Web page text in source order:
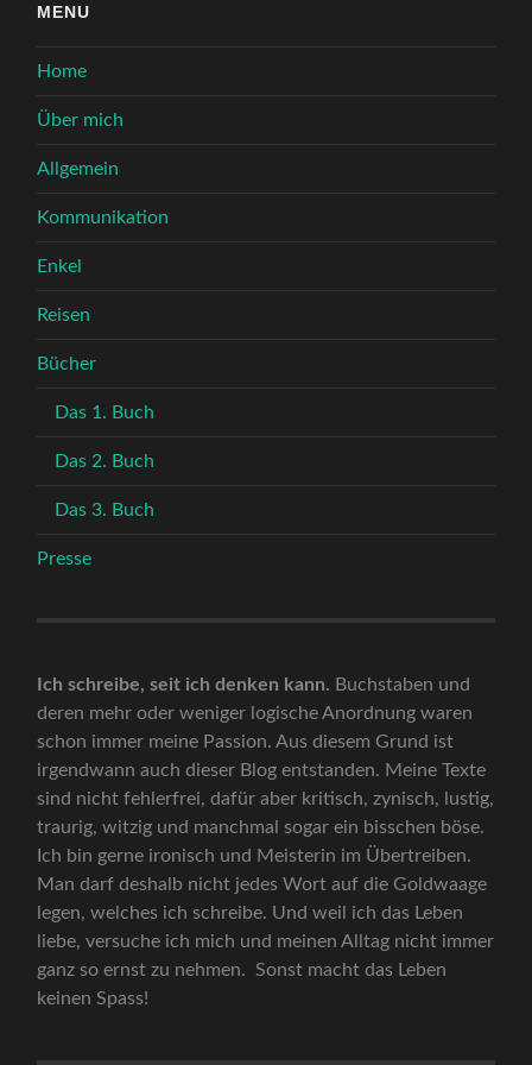
MENU
Home
Über mich
Allgemein
Kommunikation
Enkel
Reisen
Bücher
Das 1. Buch
Das 2. Buch
Das 3. Buch
Presse
Ich schreibe, seit ich denken kann. Buchstaben und
deren mehr oder weniger logische Anordnung waren
schon immer meine Passion. Aus diesem Grund ist
irgendwann auch dieser Blog entstanden. Meine Texte
sind nicht fehlerfrei, dafür aber kritisch, zynisch, lustig,
traurig, witzig und manchmal sogar ein bisschen böse.
Ich bin gerne ironisch und Meisterin im Übertreiben.
Man darf deshalb nicht jedes Wort auf die Goldwaage
legen, welches ich schreibe. Und weil ich das Leben
liebe, versuche ich mich und meinen Alltag nicht immer
ganz so ernst zu nehmen. Sonst macht das Leben
keinen Spass!